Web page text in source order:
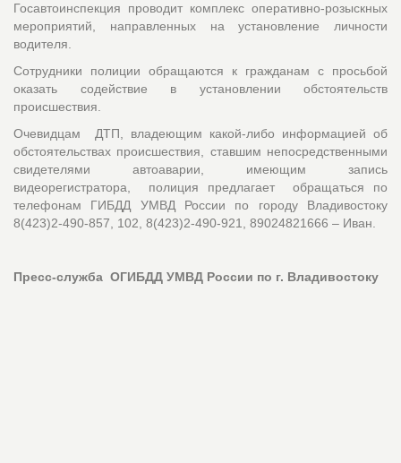
Госавтоинспекция проводит комплекс оперативно-розыскных
мероприятий, направленных на установление личности
водителя.
Сотрудники полиции обращаются к гражданам с просьбой
оказать содействие в установлении обстоятельств
происшествия.
Очевидцам ДТП, владеющим какой-либо информацией об
обстоятельствах происшествия, ставшим непосредственными
свидетелями автоаварии, имеющим запись
видеорегистратора, полиция предлагает обращаться по
телефонам ГИБДД УМВД России по городу Владивостоку
8(423)2-490-857, 102, 8(423)2-490-921, 89024821666 – Иван.
Пресс-служба ОГИБДД УМВД России по г. Владивостоку